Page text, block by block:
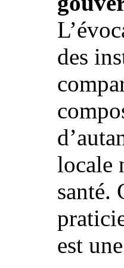
des
locale
santé.
est